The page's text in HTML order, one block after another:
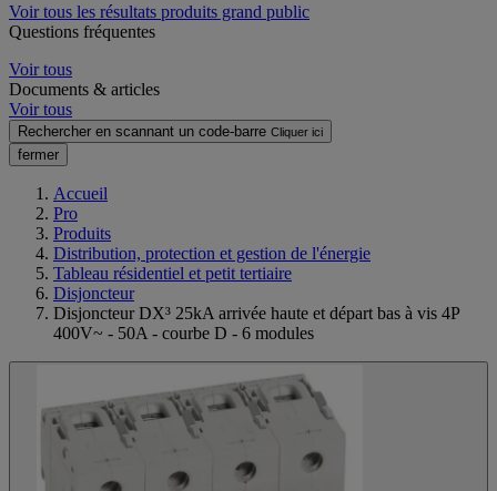
Voir tous les résultats produits grand public
Questions fréquentes
Voir tous
Documents & articles
Voir tous
Rechercher en scannant un code-barre Cliquer ici
fermer
Accueil
Pro
Produits
Distribution, protection et gestion de l'énergie
Tableau résidentiel et petit tertiaire
Disjoncteur
Disjoncteur DX³ 25kA arrivée haute et départ bas à vis 4P
400V~ - 50A - courbe D - 6 modules